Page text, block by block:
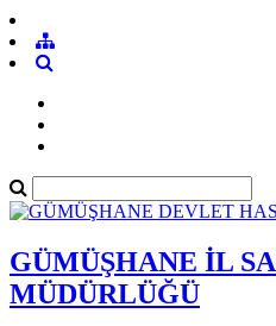
GÜMÜŞHANE İL
MÜDÜRLÜĞÜ